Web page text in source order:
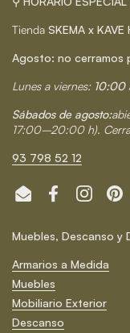
Tienda SKEMA x
Agosto: no cerramos
Lunes a viernes: 10:00
Sábados de agosto:
17:00–20:00 h).
93 798 52 12
Email FacebookInstagram
Muebles, Descanso y
Armarios a Medida
Muebles
Mobiliario Exterior
Descanso